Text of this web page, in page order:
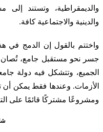
والديمقراطية، وتستند إلى
والدينية والاجتماعية كافة.
واختتم بالقول إن الدمج في
جسر نحو مستقبل جامع،
الجميع، وتتشكل فيه دولة
الأزمات. وعندها فقط يمكن أن
ومشروعًا مشتركًا قائمًا على